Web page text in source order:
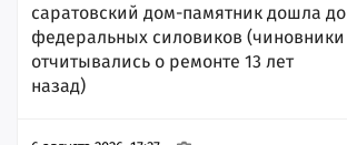
саратовский дом-памятник дошла до
федеральных силовиков (чиновники
отчитывались о ремонте 13 лет
назад)